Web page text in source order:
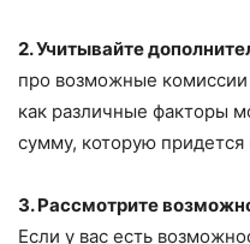
2. Учитывайте
про возможные
как различные факторы
сумму, которую придется
3. Рассмотрите
Если у вас есть